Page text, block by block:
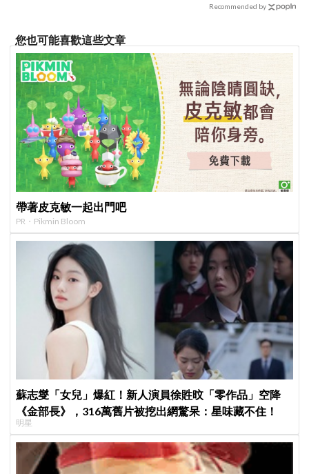
Recommended by
您也可能喜歡這些文章
帶著皮克敏一起出門吧
PR・Pikmin Bloom
蘇志燮「女兒」爆紅！新人演員徐貹旼「零作品」空降
《金部長》，316萬舊片被挖出網驚呆：星味藏不住！
明星